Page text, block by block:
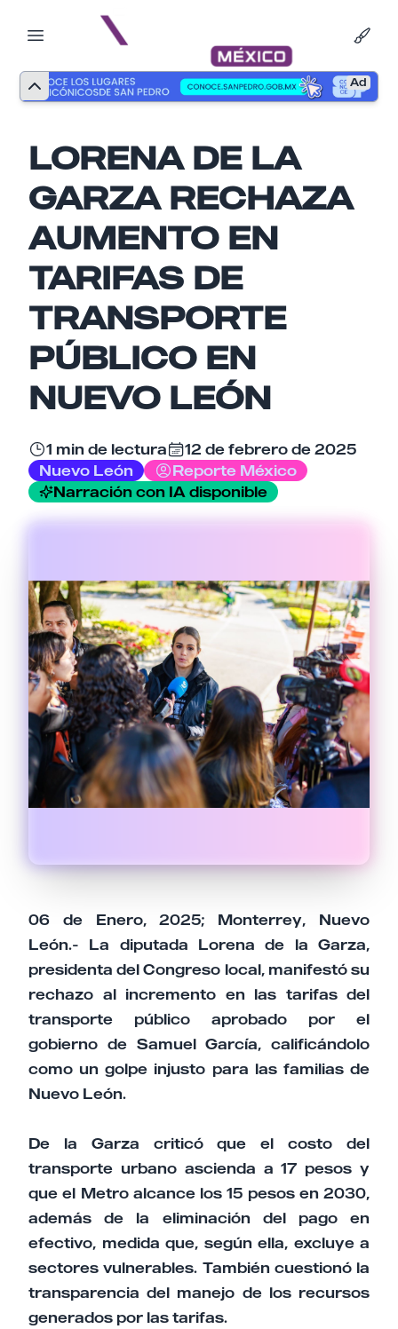
Ad
LORENA DE LA
GARZA RECHAZA
AUMENTO EN
TARIFAS DE
TRANSPORTE
PÚBLICO EN
NUEVO LEÓN
1 min de lectura
12 de febrero de 2025
Nuevo León
Reporte México
Narración con IA disponible
06 de Enero, 2025; Monterrey, Nuevo
León.- La diputada Lorena de la Garza,
presidenta del Congreso local, manifestó su
rechazo al incremento en las tarifas del
transporte público aprobado por el
gobierno de Samuel García, calificándolo
como un golpe injusto para las familias de
Nuevo León.
De la Garza criticó que el costo del
transporte urbano ascienda a 17 pesos y
que el Metro alcance los 15 pesos en 2030,
además de la eliminación del pago en
efectivo, medida que, según ella, excluye a
sectores vulnerables. También cuestionó la
transparencia del manejo de los recursos
generados por las tarifas.
Nombre
Email
Tu comentario
Cancelar Enviar comentario